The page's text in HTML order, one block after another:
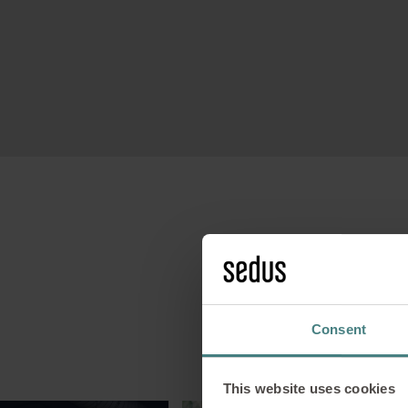
Consent
This website uses cookies